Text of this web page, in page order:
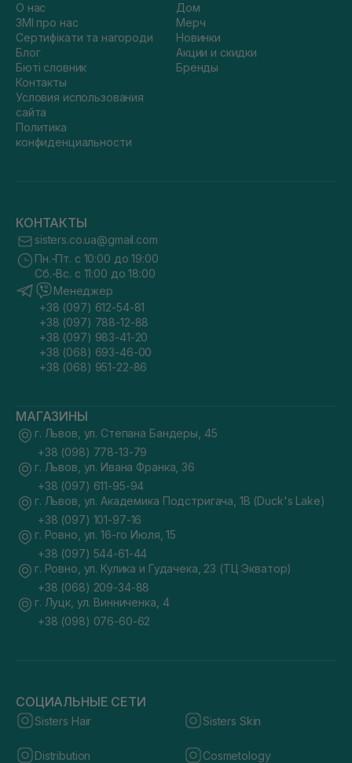
О нас
ЗМІ про нас
Сертифікати та нагороди
Блог
Бюті словник
Контакты
Условия использования
сайта
Политика
конфиденциальности
Дом
Мерч
Новинки
Акции и скидки
Бренды
КОНТАКТЫ
sisters.co.ua@gmail.com
Пн.-Пт. с 10:00 до 19:00
Сб.-Вс. с 11:00 до 18:00
Менеджер
+38 (097) 612-54-81
+38 (097) 788-12-88
+38 (097) 983-41-20
+38 (068) 693-46-00
+38 (068) 951-22-86
МАГАЗИНЫ
г. Львов, ул. Степана Бандеры, 45
+38 (098) 778-13-79
г. Львов, ул. Ивана Франка, 36
+38 (097) 611-95-94
г. Львов, ул. Академика Подстригача, 1В (Duck's Lake)
+38 (097) 101-97-16
г. Ровно, ул. 16-го Июля, 15
+38 (097) 544-61-44
г. Ровно, ул. Кулика и Гудачека, 23 (ТЦ Экватор)
+38 (068) 209-34-88
г. Луцк, ул. Винниченка, 4
+38 (098) 076-60-62
СОЦИАЛЬНЫЕ СЕТИ
Sisters Hair Sisters Skin
Distribution Cosmetology